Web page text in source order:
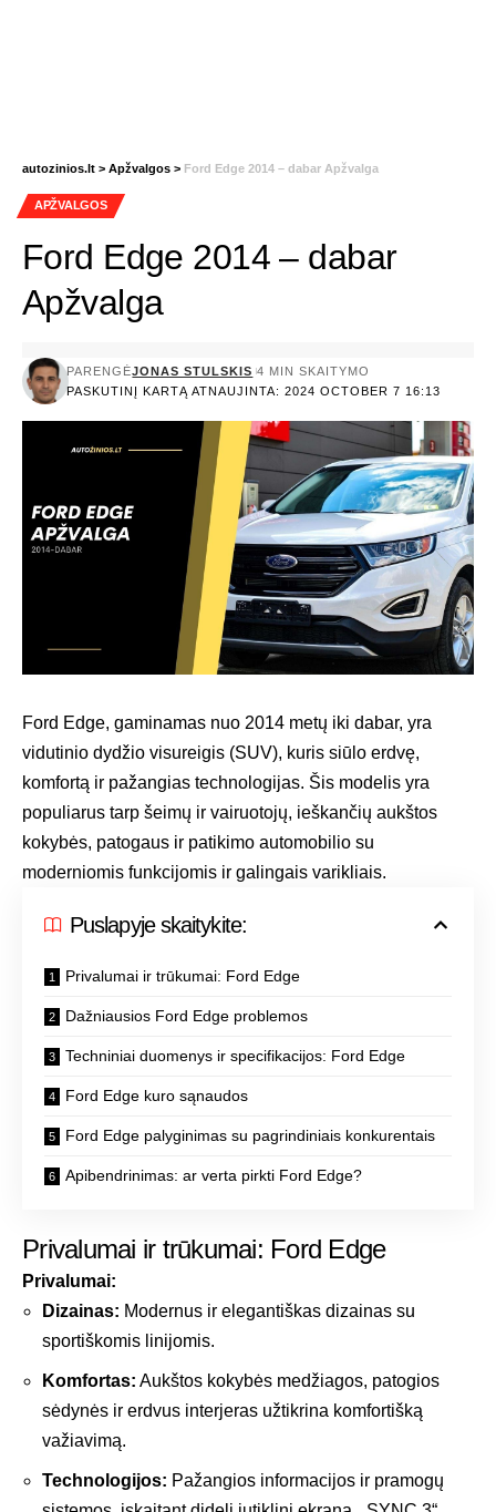
autozinios.lt > Apžvalgos > Ford Edge 2014 – dabar Apžvalga
APŽVALGOS
Ford Edge 2014 – dabar
Apžvalga
PASKUTINĮ KARTĄ ATNAUJINTA: 2024 OCTOBER 7 16:13
PARENGĖJONAS STULSKIS 4 MIN SKAITYMO
Ford Edge, gaminamas nuo 2014 metų iki dabar, yra
vidutinio dydžio visureigis (SUV), kuris siūlo erdvę,
komfortą ir pažangias technologijas. Šis modelis yra
populiarus tarp šeimų ir vairuotojų, ieškančių aukštos
kokybės, patogaus ir patikimo automobilio su
moderniomis funkcijomis ir galingais varikliais.
Puslapyje skaitykite:
Privalumai ir trūkumai: Ford Edge
Dažniausios Ford Edge problemos
Techniniai duomenys ir specifikacijos: Ford Edge
Ford Edge kuro sąnaudos
Ford Edge palyginimas su pagrindiniais konkurentais
Apibendrinimas: ar verta pirkti Ford Edge?
Privalumai ir trūkumai: Ford Edge
Privalumai:
Dizainas: Modernus ir elegantiškas dizainas su
sportiškomis linijomis.
Komfortas: Aukštos kokybės medžiagos, patogios
sėdynės ir erdvus interjeras užtikrina komfortišką
važiavimą.
Technologijos: Pažangios informacijos ir pramogų